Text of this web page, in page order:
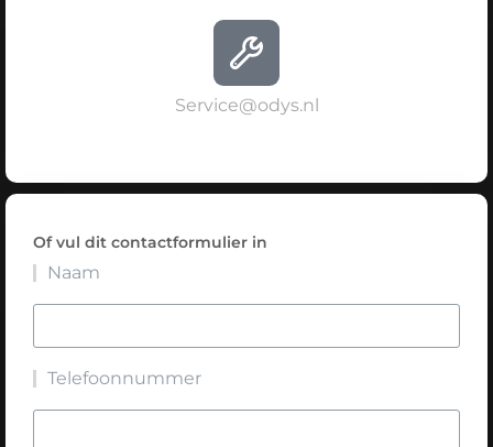
Service@odys.nl
Of vul dit contactformulier in
Naam
Telefoonnummer